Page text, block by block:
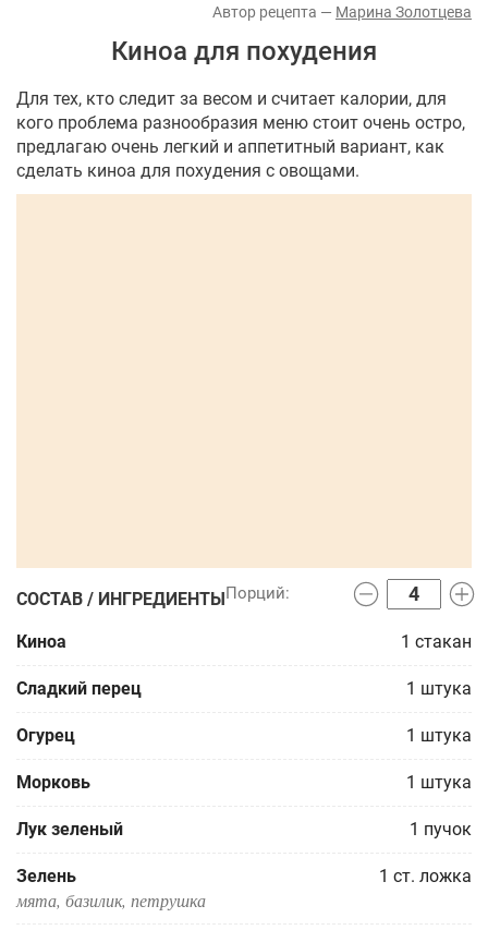
Марина Золотцева
Киноа для похудения
Для тех, кто следит за весом и считает калории, для
кого проблема разнообразия меню стоит очень остро,
предлагаю очень легкий и аппетитный вариант, как
сделать киноа для похудения с овощами.
СОСТАВ / ИНГРЕДИЕНТЫ
Киноа 1 стакан
Сладкий перец 1 штука
Огурец 1 штука
Морковь 1 штука
Лук зеленый 1 пучок
Зелень 1 ст. ложка
мята, базилик, петрушка